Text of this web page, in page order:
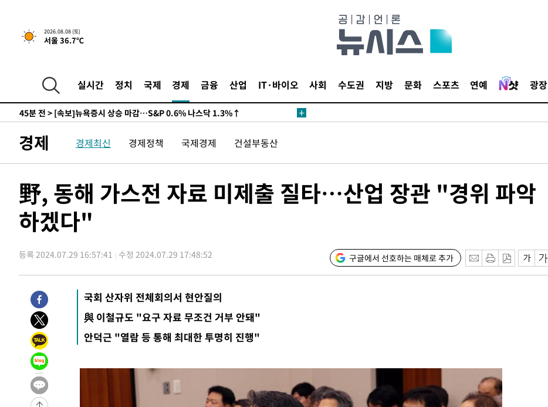
2026.08.08 (토)
서울 36.7℃
실시간 정치 국제 경제 금융 산업 IT·바이오 사회 수도권 지방 문화 스포츠 연예 광장
[속보]뉴욕증시 상승 마감…S&P 0.6% 나스닥 1.3%↑
-29157초 전 >백운산서 80년근 천종산삼 9뿌리 발견…감정가 1.3억원
-24401초 전 >
남자 농구, 나고야 아시안게임서 '홈팀' 일본과 한일전
-23777초 전 >여수 오동도 해상서 모터보트 전복…1명 사망·1명 실종
주 날씨]
-17022초 전 >축구협회 "압수수색·성접대 논란 사과…쇄신의 기회로 삼겠다"
-15539초 전 >[속보]'압수수색·성접대 논란' 축구협회 "실망과 걱정 안겨드려 죄
송"
-4160초 전 >'최고 37도' 폭염 지속…강원동해안 최대 150㎜ 비
-29177초 전 >백운산서 80년근 천종산삼 9뿌리 발견…감정가 1.3억원
-26887초 전 >선재도서 해루질 나섰다 실종 60대, 닷새 만에 숨진 채 발견
-24421초 전 >
남자 농구, 나고야 아시안게임서 '홈팀' 일본과 한일전
-23797초 전 >
여수 오동도 해상서 모터보트 전복…1명 사망·1명 실종
-20024초 전 >
극한폭염 한풀 꺾이지만…'낮 최고 35도' 무더위, 열대야 계속[다음
주 날씨]
-17042초 전 >
축구협회 "압수수색·성접대 논란 사과…쇄신의 기회로 삼겠다"
-15559초 전 >
-4180초 전 >
'최고 37도' 폭염 지속…강원동해안 최대 150㎜ 비
44분 전 >
[속보]뉴욕증시 상승 마감…S&P 0.6% 나스닥 1.3%↑
경제 경제최신 경제정책 국제경제 건설부동산
野, 동해 가스전 자료 미제출 질타…산업 장관 "경위 파악
하겠다"
등록 2024.07.29 16:57:41 수정 2024.07.29 17:48:52 구글에서 선호하는 매체로 추가
국회 산자위 전체회의서 현안질의
與 이철규도 "요구 자료 무조건 거부 안돼"
안덕근 "열람 등 통해 최대한 투명히 진행"